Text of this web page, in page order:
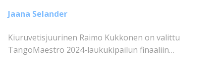
Jaana Selander
Kiuruvetisjuurinen Raimo Kukkonen on valittu
TangoMaestro 2024-laukukipailun finaaliin…